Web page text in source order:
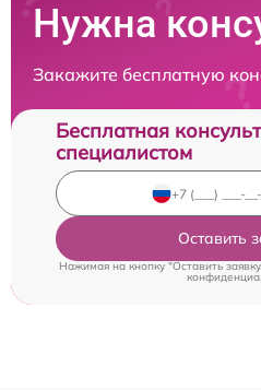
Нужна
Закажите бесплатную
Бесплатная
специалистом
Оставить
Нажимая на кнопку "Оставить